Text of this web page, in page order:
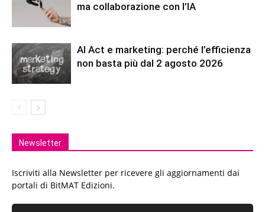
ma collaborazione con l’IA
AI Act e marketing: perché l’efficienza
non basta più dal 2 agosto 2026
Newsletter
Iscriviti alla Newsletter per ricevere gli aggiornamenti dai
portali di BitMAT Edizioni.